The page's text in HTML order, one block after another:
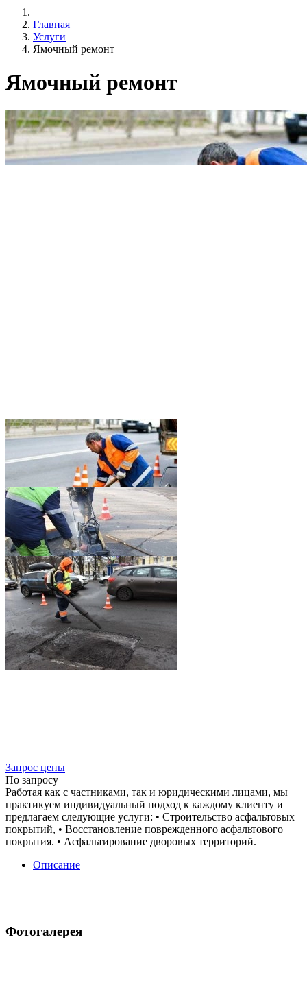
Главная
Услуги
Ямочный ремонт
Ямочный ремонт
Запрос цены
По запросу
Работая как с частниками, так и юридическими лицами, мы
практикуем индивидуальный подход к каждому клиенту и
предлагаем следующие услуги: • Строительство асфальтовых
покрытий, • Восстановление поврежденного асфальтового
покрытия. • Асфальтирование дворовых территорий.
Описание
Фотогалерея